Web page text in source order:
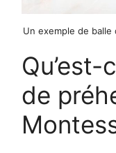
Un exemple de
de